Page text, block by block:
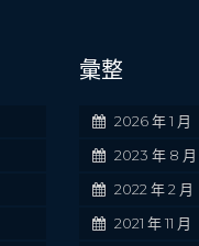
彙整
2026 年 1 月
2023 年 8 月
2022 年 2 月
2021 年 11 月